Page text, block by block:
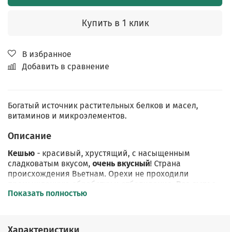
Купить в 1 клик
В избранное
Добавить в сравнение
Богатый источник растительных белков и масел,
витаминов и микроэлементов.
Описание
Кешью - красивый, хрустящий, с насыщенным
сладковатым вкусом, очень вкусный! Страна
происхождения Вьетнам. Орехи не проходили
промышленную обработку и отбеливание. Все сырье
было вымыто и высушено на нашем производстве.
Показать полностью